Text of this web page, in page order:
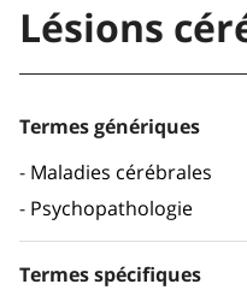
Lésions
Termes génériques
Maladies cérébrales
Psychopathologie
Termes spécifiques